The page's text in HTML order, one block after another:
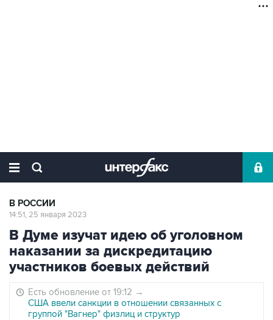
В РОССИИ
14:51, 25 января 2023
В Думе изучат идею об уголовном
наказании за дискредитацию
участников боевых действий
Есть обновление от 19:12 →
США ввели санкции в отношении связанных с
группой "Вагнер" физлиц и структур